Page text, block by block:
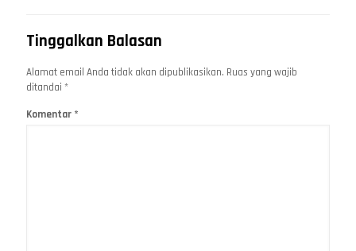
Tinggalkan Balasan
Alamat email Anda tidak akan dipublikasikan. Ruas yang wajib
ditandai *
Komentar *